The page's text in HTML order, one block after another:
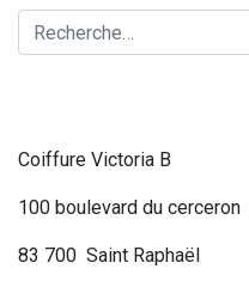
Coiffure Victoria B
100 boulevard du cerceron
83 700 Saint Raphaël